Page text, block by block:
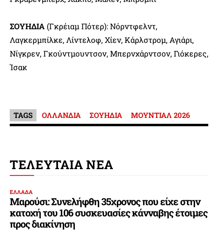
ΣΟΥΗΔΙΑ(Γκρέιαμ Πότερ): Νόρντφελντ,
Λαγκερμπίλκε, Λίντελοφ, Χίεν, Κάρλστρομ, Αγιάρι,
Νίγκρεν, Γκούντμουντσον, Μπερνχάρντσον, Γιόκερες,
Ίσακ
TAGS ΟΛΛΑΝΔΙΑ ΣΟΥΗΔΙΑ ΜΟΥΝΤΙΑΛ 2026
ΤΕΛΕΥΤΑΙΑ ΝΕΑ
ΕΛΛΑΔΑ
Μαρούσι: Συνελήφθη 35χρονος που είχε στην
κατοχή του 106 συσκευασίες κάνναβης έτοιμες
προς διακίνηση